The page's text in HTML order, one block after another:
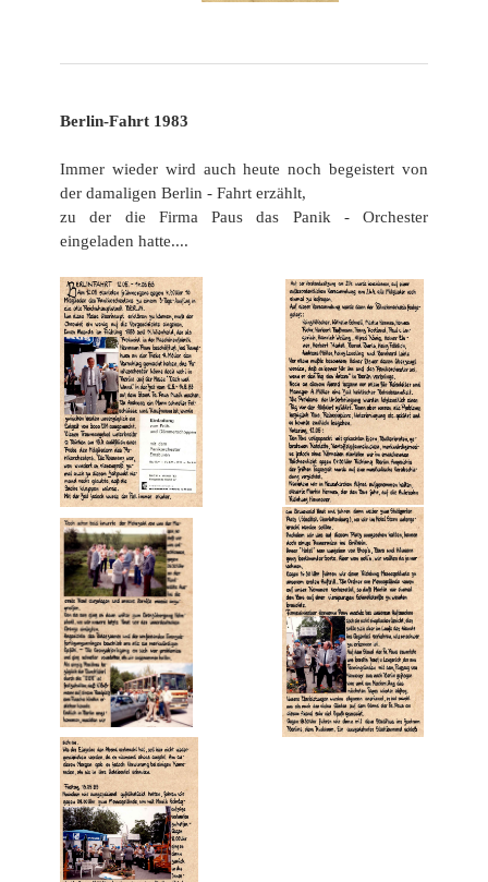
Berlin-Fahrt 1983
Immer wieder wird auch heute noch begeistert von
der damaligen Berlin - Fahrt erzählt,
zu der die Firma Paus
das Panik - Orchester
eingeladen hatte....